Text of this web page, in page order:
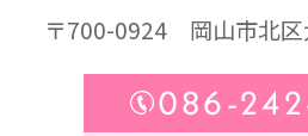
〒700-0924岡山市北区
086-